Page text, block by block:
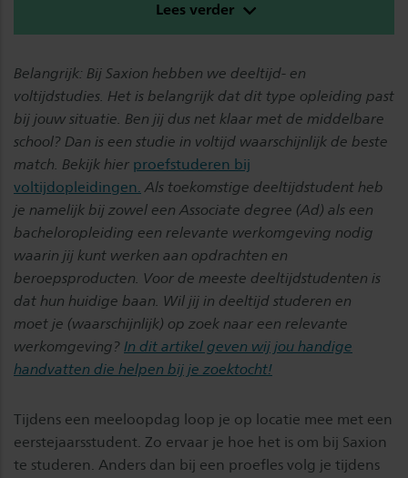
Lees verder
Belangrijk: Bij Saxion hebben we deeltijd- en
voltijdstudies. Het is belangrijk dat dit type opleiding past
bij jouw situatie. Ben jij dus net klaar met de middelbare
school? Dan is een studie in voltijd waarschijnlijk de beste
match. Bekijk hier proefstuderen bij
voltijdopleidingen. Als toekomstige deeltijdstudent heb
je namelijk bij zowel een Associate degree (Ad) als een
bacheloropleiding een relevante werkomgeving nodig
waarin jij kunt werken aan opdrachten en
beroepsproducten. Voor de meeste deeltijdstudenten is
dat hun huidige baan. Wil jij in deeltijd studeren en
moet je (waarschijnlijk) op zoek naar een relevante
werkomgeving? In dit artikel geven wij jou handige
handvatten die helpen bij je zoektocht!
Tijdens een meeloopdag loop je op locatie mee met een
eerstejaarsstudent. Zo ervaar je hoe het is om bij Saxion
te studeren. Anders dan bij een proefles volg je tijdens